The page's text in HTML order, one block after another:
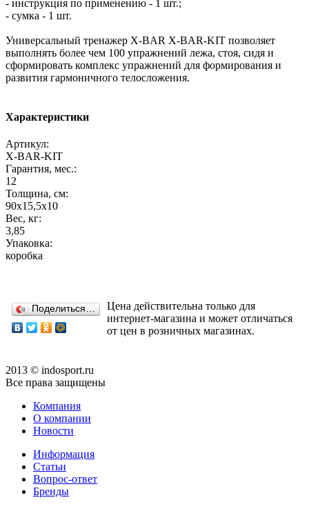
- инструкция по применению - 1 шт.;
- сумка - 1 шт.
Универсальный тренажер X-BAR X-BAR-KIT позволяет
выполнять более чем 100 упражнений лежа, стоя, сидя и
сформировать комплекс упражнений для формирования и
развития гармоничного телосложения.
Характеристики
Артикул:
X-BAR-KIT
Гарантия, мес.:
12
Толщина, см:
90x15,5x10
Вес, кг:
3,85
Упаковка:
коробка
Поделиться…
Цена действительна только для
интернет-магазина и может отличаться
от цен в розничных магазинах.
2013 © indosport.ru
Все права защищены
Компания
О компании
Новости
Информация
Статьи
Вопрос-ответ
Бренды